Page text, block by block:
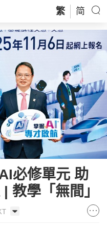
繁 简
必修單元 助
教學「無間」